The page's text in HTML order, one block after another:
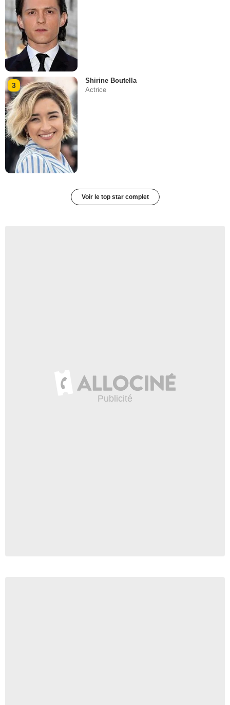
3
Shirine Boutella
Actrice
Voir le top star complet